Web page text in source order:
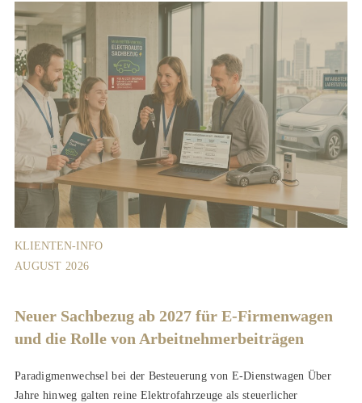
KLIENTEN-INFO
AUGUST 2026
Neuer Sachbezug ab 2027 für E-Firmenwagen
und die Rolle von Arbeitnehmer​­beiträgen
Paradigmenwechsel bei der Besteuerung von E-Dienstwagen Über
Jahre hinweg galten reine Elektrofahrzeuge als steuerlicher